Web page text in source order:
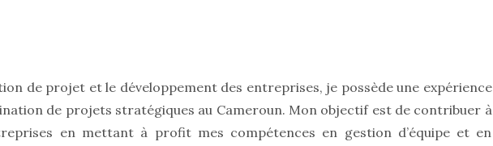
de projet et le développement des entreprises, je possède une expérience
de projets stratégiques au Cameroun. Mon objectif est de contribuer à
en mettant à profit mes compétences en gestion d’équipe et en